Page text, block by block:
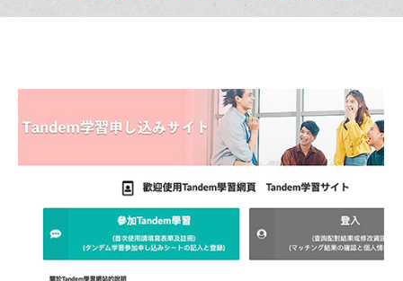
You are here: